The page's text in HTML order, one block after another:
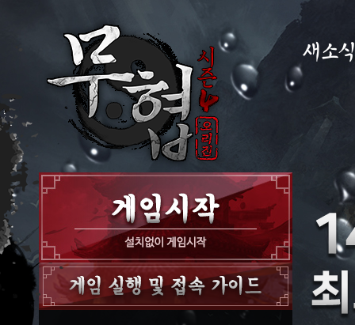
새소
GM노트